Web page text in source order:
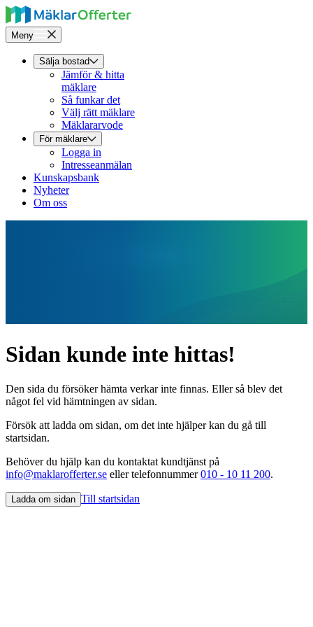
Meny
Sälja bostad
Jämför & hitta
mäklare
Så funkar det
Välj rätt mäklare
Mäklararvode
För mäklare
Logga in
Intresseanmälan
Kunskapsbank
Nyheter
Om oss
Sidan kunde inte hittas!
Den sida du försöker hämta verkar inte finnas. Eller så blev det
något fel vid hämtningen av sidan.
Försök att ladda om sidan, om det inte hjälper kan du gå till
startsidan.
Behöver du hjälp kan du kontaktat kundtjänst på
info@maklarofferter.se eller telefonnummer010 - 10 11 200.
Ladda om sidan Till startsidan